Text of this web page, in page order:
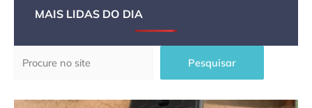
MAIS LIDAS DO DIA
Pesquisar